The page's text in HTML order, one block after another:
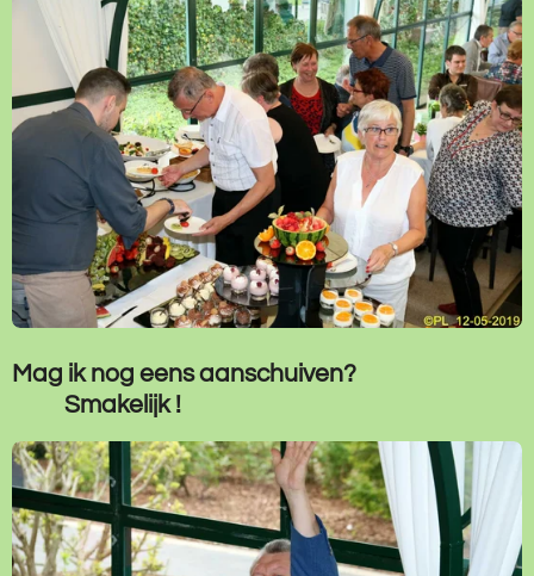
Mag ik nog eens aanschuiven?
Smakelijk !